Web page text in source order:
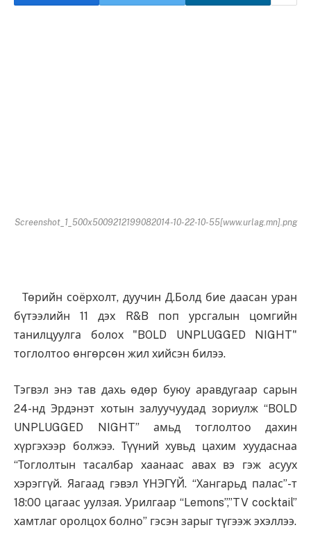
Screenshot_1_500x5009212199082014-10-22-10-55[www.urlag.mn].png
Төрийн соёрхолт, дуучин Д.Болд бие даасан уран
бүтээлийн 11 дэх R&B поп урсгалын цомгийн
танилцуулга болох "BOLD UNPLUGGED NIGHT"
тоглолтоо өнгөрсөн жил хийсэн билээ.
Тэгвэл энэ тав дахь өдөр буюу аравдугаар сарын
24-нд Эрдэнэт хотын залуучуудад зориулж “BOLD
UNPLUGGED NIGHT” амьд тоглолтоо дахин
хүргэхээр болжээ. Түүний хувьд цахим хуудаснаа
“Тоглолтын тасалбар хаанаас авах вэ гэж асуух
хэрэггүй. Яагаад гэвэл ҮНЭГҮЙ. “Хангарьд палас”-т
18:00 цагаас уулзая. Урилгаар “Lemons”,”TV cocktail”
хамтлаг оролцох болно” гэсэн зарыг түгээж эхэллээ.